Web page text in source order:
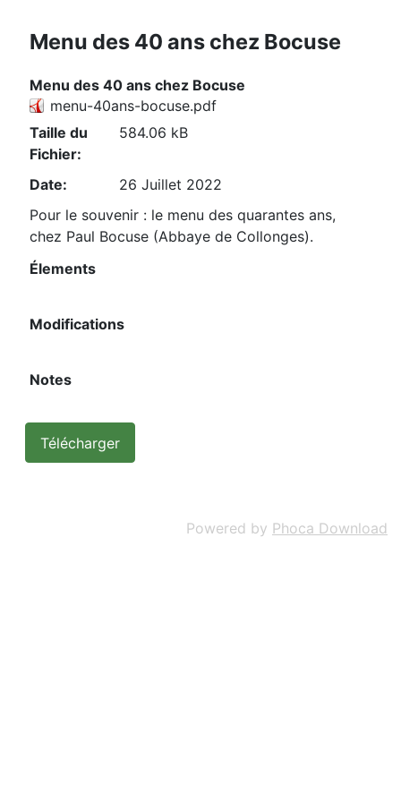
Menu des 40 ans chez Bocuse
Menu des 40 ans chez Bocuse
menu-40ans-bocuse.pdf
Taille du
Fichier:
584.06 kB
Date:
26 Juillet 2022
Pour le souvenir : le menu des quarantes ans,
chez Paul Bocuse (Abbaye de Collonges).
Élements
Modifications
Notes
Powered by Phoca Download